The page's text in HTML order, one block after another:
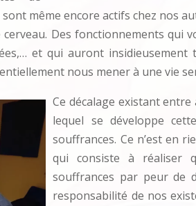
même encore actifs chez nos
cerveau. Des fonctionnements qui
et qui auront
nous mener à une vie
Ce décalage existant
lequel se développe
souffrances. Ce n’est en
qui consiste à réaliser
souffrances par peur de
responsabilité de nos